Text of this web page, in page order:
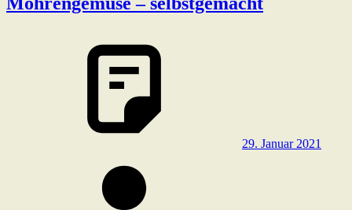
29. Januar 2021